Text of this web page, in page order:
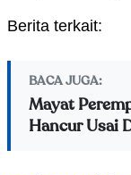
Berita terkait:
BACA JUGA:
Mayat
Hancur Usai